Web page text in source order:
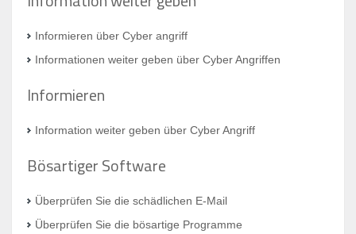
Informieren über Cyber angriff
Informationen weiter geben über Cyber Angriffen
Informieren
Information weiter geben über Cyber Angriff
Bösartiger Software
Überprüfen Sie die schädlichen E-Mail
Überprüfen Sie die bösartige Programme